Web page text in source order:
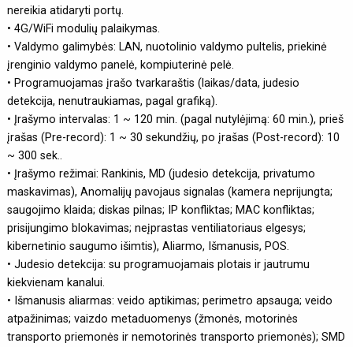
nereikia atidaryti portų.
• 4G/WiFi modulių palaikymas.
• Valdymo galimybės: LAN, nuotolinio valdymo pultelis, priekinė
įrenginio valdymo panelė, kompiuterinė pelė.
• Programuojamas įrašo tvarkaraštis (laikas/data, judesio
detekcija, nenutraukiamas, pagal grafiką).
• Įrašymo intervalas: 1 ~ 120 min. (pagal nutylėjimą: 60 min.), prieš
įrašas (Pre-record): 1 ~ 30 sekundžių, po įrašas (Post-record): 10
~ 300 sek..
• Įrašymo režimai: Rankinis, MD (judesio detekcija, privatumo
maskavimas), Anomalijų pavojaus signalas (kamera neprijungta;
saugojimo klaida; diskas pilnas; IP konfliktas; MAC konfliktas;
prisijungimo blokavimas; neįprastas ventiliatoriaus elgesys;
kibernetinio saugumo išimtis), Aliarmo, Išmanusis, POS.
• Judesio detekcija: su programuojamais plotais ir jautrumu
kiekvienam kanalui.
• Išmanusis aliarmas: veido aptikimas; perimetro apsauga; veido
atpažinimas; vaizdo metaduomenys (žmonės, motorinės
transporto priemonės ir nemotorinės transporto priemonės); SMD